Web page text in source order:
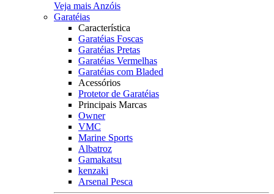
Veja mais Anzóis
Garatéias
Característica
Garatéias Foscas
Garatéias Pretas
Garatéias Vermelhas
Garatéias com Bladed
Acessórios
Protetor de Garatéias
Principais Marcas
Owner
VMC
Marine Sports
Albatroz
Gamakatsu
kenzaki
Arsenal Pesca